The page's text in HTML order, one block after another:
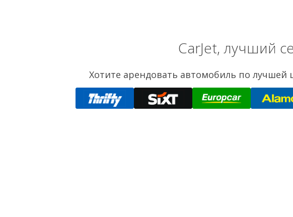
CarJet, лучший
Хотите арендовать автомобиль по